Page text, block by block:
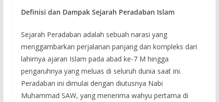
Definisi dan Dampak Sejarah Peradaban Islam
Sejarah Peradaban adalah sebuah narasi yang
menggambarkan perjalanan panjang dan kompleks dari
lahirnya ajaran Islam pada abad ke-7 M hingga
pengaruhnya yang meluas di seluruh dunia saat ini.
Peradaban ini dimulai dengan diutusnya Nabi
Muhammad SAW, yang menerima wahyu pertama di